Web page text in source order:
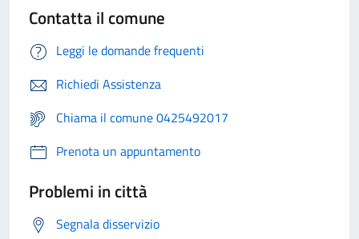
Contatta il comune
Leggi le domande frequenti
Richiedi Assistenza
Chiama il comune 0425492017
Prenota un appuntamento
Problemi in città
Segnala disservizio